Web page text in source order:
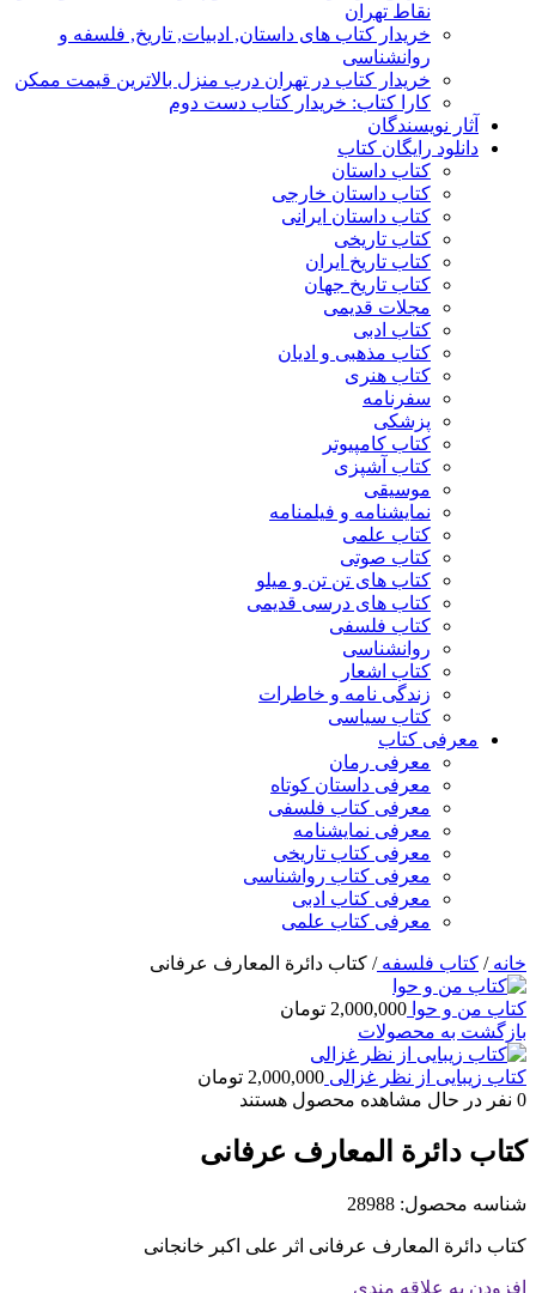
نقاط تهران
خریدار کتاب های داستان, ادبیات, تاریخ, فلسفه و
روانشناسی
خریدار کتاب در تهران درب منزل بالاترین قیمت ممکن
کارا کتاب: خریدار کتاب دست دوم
آثار نویسندگان
دانلود رایگان کتاب
کتاب داستان
کتاب داستان خارجی
کتاب داستان ایرانی
کتاب تاریخی
کتاب تاریخ ایران
کتاب تاریخ جهان
مجلات قدیمی
کتاب ادبی
کتاب مذهبی و ادیان
کتاب هنری
سفرنامه
پزشکی
کتاب کامپیوتر
کتاب آشپزی
موسیقی
نمایشنامه و فیلمنامه
کتاب علمی
کتاب صوتی
کتاب های تن تن و میلو
کتاب های درسی قدیمی
کتاب فلسفی
روانشناسی
کتاب اشعار
زندگی نامه و خاطرات
کتاب سیاسی
معرفی کتاب
معرفی رمان
معرفی داستان کوتاه
معرفی کتاب فلسفی
معرفی نمایشنامه
معرفی کتاب تاریخی
معرفی کتاب رواشناسی
معرفی کتاب ادبی
معرفی کتاب علمی
خانه/ کتاب فلسفه/ کتاب دائرة المعارف عرفانی
کتاب من و حوا 2,000,000 تومان
بازگشت به محصولات
کتاب زیبایی از نظر غزالی 2,000,000 تومان
0 نفر در حال مشاهده محصول هستند
کتاب دائرة المعارف عرفانی
شناسه محصول: 28988
کتاب دائرة المعارف عرفانی اثر علی اکبر خانجانی
افزودن به علاقه مندی